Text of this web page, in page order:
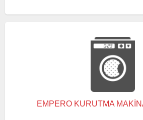
EMPERO KURUTMA